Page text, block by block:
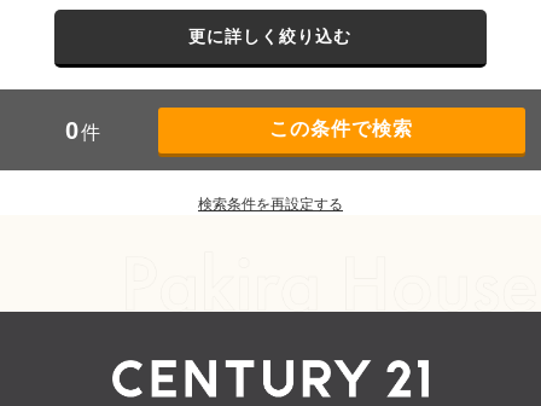
更に詳しく絞り込む
0件
検索条件を再設定する